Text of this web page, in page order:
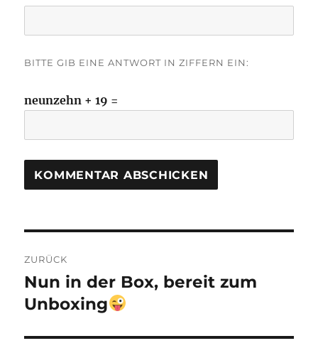
BITTE GIB EINE ANTWORT IN ZIFFERN EIN:
neunzehn + 19 =
ZURÜCK
Vorheriger
Beitrag:
Nun in der Box, bereit zum
Unboxing